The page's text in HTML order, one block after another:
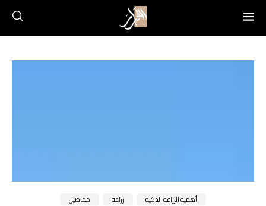
أهمية الزراعة الذكية زراعة محاصيل